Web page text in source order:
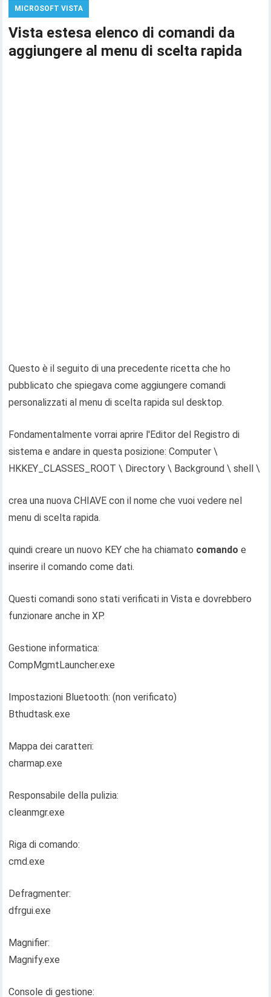
MICROSOFT VISTA
Vista estesa elenco di comandi da
aggiungere al menu di scelta rapida
Questo è il seguito di una precedente ricetta che ho
pubblicato che spiegava come aggiungere comandi
personalizzati al menu di scelta rapida sul desktop.
Fondamentalmente vorrai aprire l'Editor del Registro di
sistema e andare in questa posizione: Computer \
HKKEY_CLASSES_ROOT \ Directory \ Background \ shell \
crea una nuova CHIAVE con il nome che vuoi vedere nel
menu di scelta rapida.
quindi creare un nuovo KEY che ha chiamato comandoe
inserire il comando come dati.
Questi comandi sono stati verificati in Vista e dovrebbero
funzionare anche in XP.
Gestione informatica:
CompMgmtLauncher.exe
Impostazioni Bluetooth: (non verificato)
Bthudtask.exe
Mappa dei caratteri:
charmap.exe
Responsabile della pulizia:
cleanmgr.exe
Riga di comando:
cmd.exe
Defragmenter:
dfrgui.exe
Magnifier:
Magnify.exe
Console di gestione: